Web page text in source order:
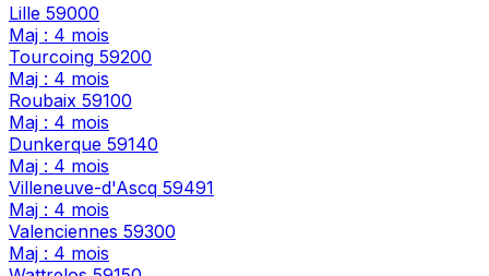
Lille 59000
Maj : 4 mois
Tourcoing 59200
Maj : 4 mois
Roubaix 59100
Maj : 4 mois
Dunkerque 59140
Maj : 4 mois
Villeneuve-d'Ascq 59491
Maj : 4 mois
Valenciennes 59300
Maj : 4 mois